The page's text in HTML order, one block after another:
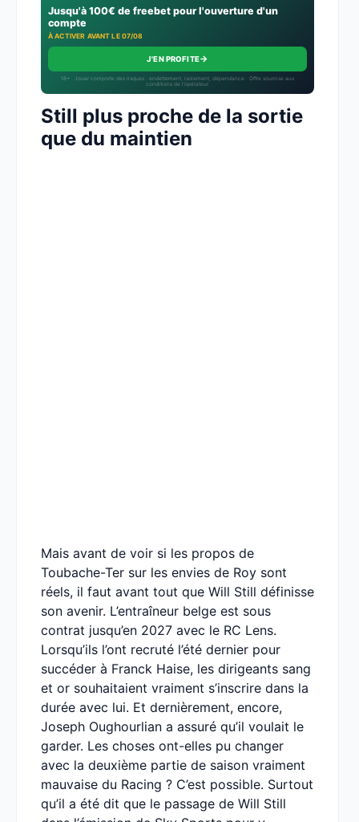
Jusqu'à 100€ de freebet pour l'ouverture d'un
compte
À ACTIVER AVANT LE 07/08
J'EN PROFITE→
18+ · Jouer comporte des risques : endettement, isolement, dépendance · Offre soumise aux
conditions de l’opérateur.
Still plus proche de la sortie
que du maintien
Mais avant de voir si les propos de
Toubache-Ter sur les envies de Roy sont
réels, il faut avant tout que Will Still définisse
son avenir. L’entraîneur belge est sous
contrat jusqu’en 2027 avec le RC Lens.
Lorsqu’ils l’ont recruté l’été dernier pour
succéder à Franck Haise, les dirigeants sang
et or souhaitaient vraiment s’inscrire dans la
durée avec lui. Et dernièrement, encore,
Joseph Oughourlian a assuré qu’il voulait le
garder. Les choses ont-elles pu changer
avec la deuxième partie de saison vraiment
mauvaise du Racing ? C’est possible. Surtout
qu’il a été dit que le passage de Will Still